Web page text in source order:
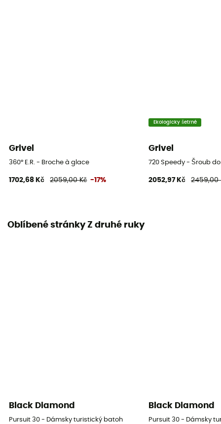
Grivel
360° E.R. - Broche à glace
1702,68 Kč 2059,00 Kč -17%
Ekologicky šetrné
Grivel
720 Speedy - Šroub
2052,97 Kč 2459,00
Oblíbené stránky Z druhé ruky
Black Diamond
Pursuit 30 - Dámsky turistický batoh
Black Diamond
Pursuit 30 - Dámsky